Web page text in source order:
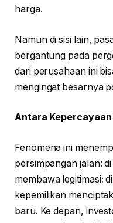
harga.
Namun di sisi lain,
bergantung pada
dari perusahaan ini
mengingat besarnya
Antara
Fenomena ini
persimpangan jalan:
membawa legitimasi;
kepemilikan
baru. Ke depan,